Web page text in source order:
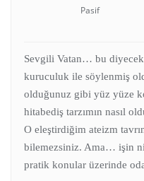
Pasif
Sevgili Vatan… bu
kuruculuk ile söylenmiş
olduğunuz gibi yüz yüze
hitabediş tarzımın nasıl
O eleştirdiğim ateizm
bilemezsiniz. Ama… işin
pratik konular üzerinde